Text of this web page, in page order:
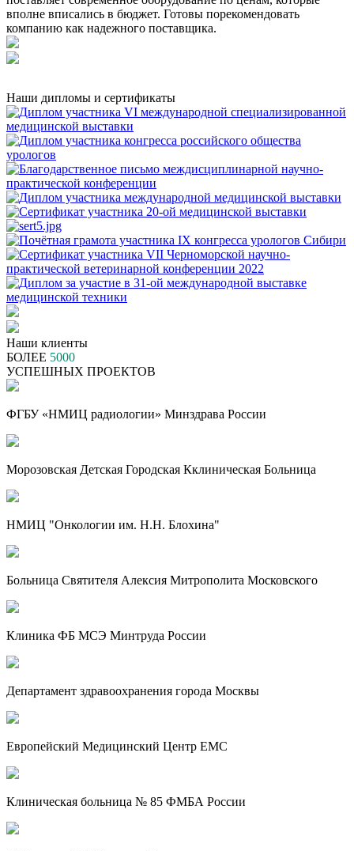
вполне вписались в бюджет. Готовы порекомендовать
компанию как надежного поставщика.
Наши дипломы и сертификаты
Наши клиенты
БОЛЕЕ 5000
УСПЕШНЫХ ПРОЕКТОВ
ФГБУ «НМИЦ радиологии» Минздрава России
Морозовская Детская Городская Кклиническая Больница
НМИЦ "Онкологии им. Н.Н. Блохина"
Больница Святителя Алексия Митрополита Московского
Клиника ФБ МСЭ Минтруда России
Департамент здравоохранения города Москвы
Европейский Медицинский Центр EMC
Клиническая больница № 85 ФМБА России